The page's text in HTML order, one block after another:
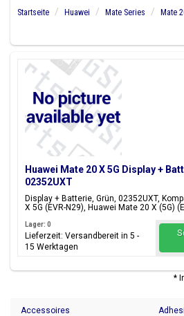
Startseite Huawei Mate Series
Mate
Huawei Mate 20 X 5G Display +
02352UXT
Display + Batterie, Grün, 02352UXT,
X 5G (EVR-N29), Huawei Mate 20 X (5G)
Lager: 0
Lieferzeit: Versandbereit in 5 -
15 Werktagen
*
Accessoires